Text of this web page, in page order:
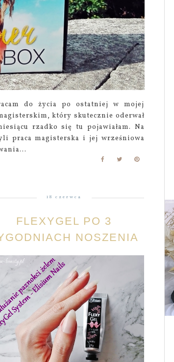
do życia po ostatniej w mojej
który skutecznie oderwał
rzadko się tu pojawiałam. Na
praca magisterska i jej wrześniowa
18 czerwca
FLEXYGEL PO 3
NOSZENIA